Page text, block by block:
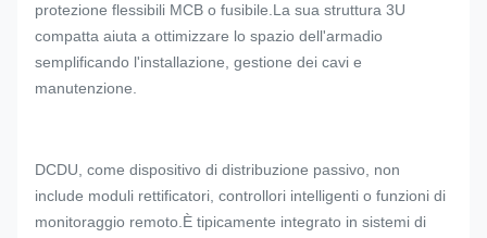
protezione flessibili MCB o fusibile.La sua struttura 3U
compatta aiuta a ottimizzare lo spazio dell'armadio
semplificando l'installazione, gestione dei cavi e
manutenzione.
DCDU, come dispositivo di distribuzione passivo, non
include moduli rettificatori, controllori intelligenti o funzioni di
monitoraggio remoto.È tipicamente integrato in sistemi di